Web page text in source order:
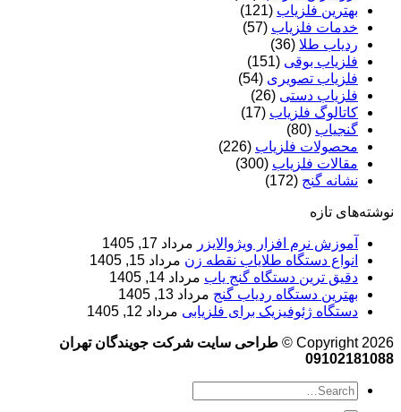
بهترین فلزیاب (121)
خدمات فلزیاب (57)
ردیاب طلا (36)
فلزیاب بوقی (151)
فلزیاب تصویری (54)
فلزیاب دستی (26)
کاتالوگ فلزیاب (17)
گنجیاب (80)
محصولات فلزیاب (226)
مقالات فلزیاب (300)
نشانه گنج (172)
نوشته‌های تازه
آموزش نرم‌ افزار ویژوالایزر مرداد 17, 1405
انواع دستگاه طلایاب نقطه زن مرداد 15, 1405
دقیق ترین دستگاه گنج یاب مرداد 14, 1405
بهترین دستگاه ردیاب گنج مرداد 13, 1405
دستگاه ژئوفیزیک برای فلزیابی مرداد 12, 1405
Copyright 2026 ©
طراحی سایت شرکت جویندگان تهران
09102181088